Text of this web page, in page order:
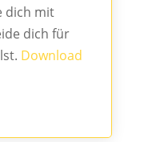
dich mit
dich für
Download